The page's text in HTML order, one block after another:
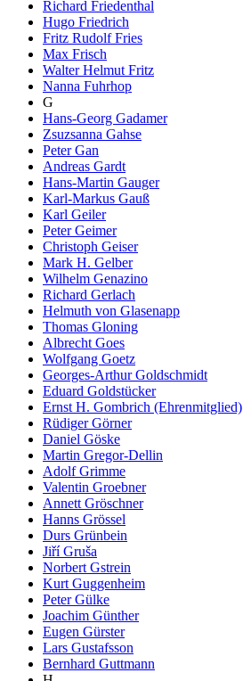
Richard Friedenthal
Hugo Friedrich
Fritz Rudolf Fries
Max Frisch
Walter Helmut Fritz
Nanna Fuhrhop
G
Hans-Georg Gadamer
Zsuzsanna Gahse
Peter Gan
Andreas Gardt
Hans-Martin Gauger
Karl-Markus Gauß
Karl Geiler
Peter Geimer
Christoph Geiser
Mark H. Gelber
Wilhelm Genazino
Richard Gerlach
Helmuth von Glasenapp
Thomas Gloning
Albrecht Goes
Wolfgang Goetz
Georges-Arthur Goldschmidt
Eduard Goldstücker
Ernst H. Gombrich (Ehrenmitglied)
Rüdiger Görner
Daniel Göske
Martin Gregor-Dellin
Adolf Grimme
Valentin Groebner
Annett Gröschner
Hanns Grössel
Durs Grünbein
Jiří Gruša
Norbert Gstrein
Kurt Guggenheim
Peter Gülke
Joachim Günther
Eugen Gürster
Lars Gustafsson
Bernhard Guttmann